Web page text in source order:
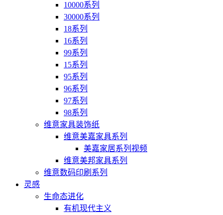
10000系列
30000系列
18系列
16系列
99系列
15系列
95系列
96系列
97系列
98系列
维意家具装饰纸
维意美嘉家具系列
美嘉家居系列视频
维意美邦家具系列
维意数码印刷系列
灵感
生命态进化
有机现代主义